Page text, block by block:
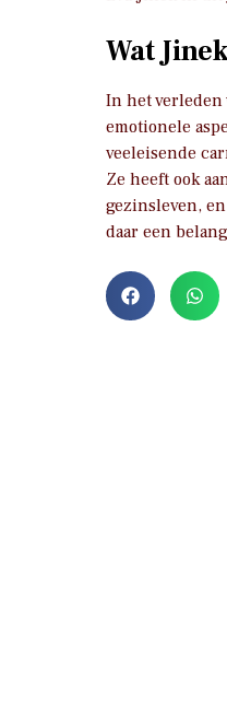
Wat
In het verleden
emotionele
veeleisende
Ze heeft ook
gezinsleven,
daar een